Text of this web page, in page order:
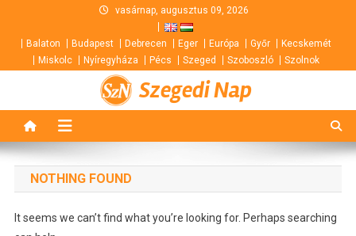
content
vasárnap, augusztus 09, 2026
Balaton Budapest Debrecen Eger Európa Győr
Kecskemét
Miskolc
Nyíregyháza Pécs Szeged Szoboszló Szolnok
Szegedi Nap
NOTHING FOUND
It seems we can’t find what you’re looking for. Perhaps searching